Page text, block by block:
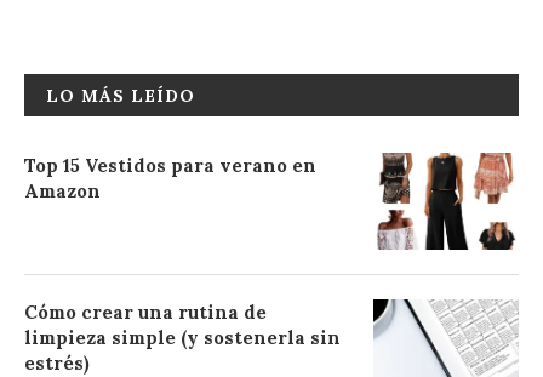
LO MÁS LEÍDO
Top 15 Vestidos para verano en
Amazon
Cómo crear una rutina de
limpieza simple (y sostenerla sin
estrés)